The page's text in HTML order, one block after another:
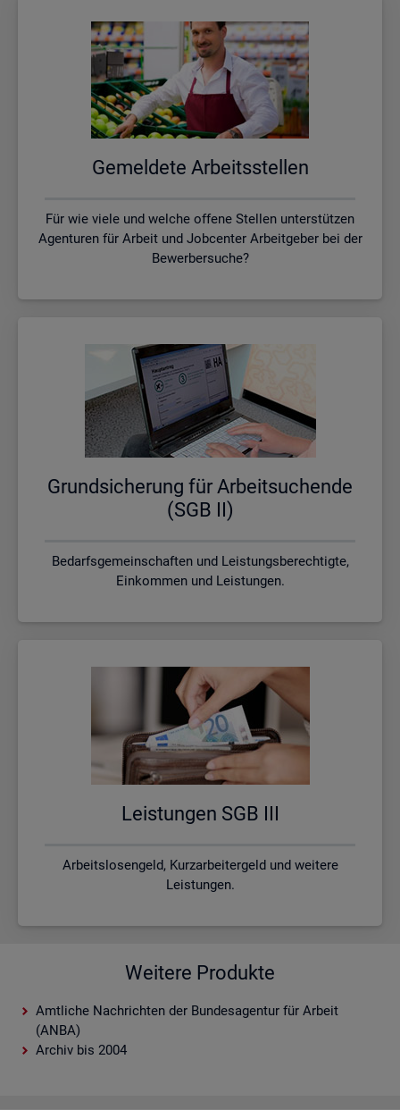
Ge­mel­de­te Ar­beits­stel­len
Für wie viele und welche offene Stellen unterstützen
Agenturen für Arbeit und Jobcenter Arbeitgeber bei der
Bewerbersuche?
Grund­si­che­rung für Ar­beit­su­chen­de
(SGB II)
Bedarfsgemeinschaften und Leistungsberechtigte,
Einkommen und Leistungen.
Leis­tun­gen SGB III
Arbeitslosengeld, Kurzarbeitergeld und weitere
Leistungen.
Weitere Produkte
Amtliche Nachrichten der Bundesagentur für Arbeit
(ANBA)
Archiv bis 2004